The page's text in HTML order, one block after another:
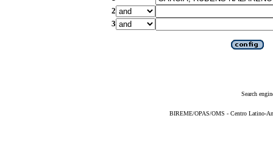
2
3
Search
BIREME/OPAS/OMS - Centro Latino-